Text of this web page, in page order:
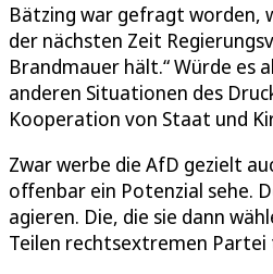
Bätzing war gefragt worden,
der nächsten Zeit
Brandmauer hält.“ Würde es
anderen Situationen des
Kooperation von Staat und
Zwar werbe die AfD gezielt
offenbar ein Potenzial sehe.
agieren. Die, die sie dann
Teilen rechtsextremen